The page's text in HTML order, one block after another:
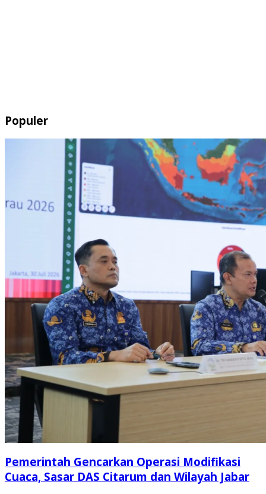
Populer
Pemerintah Gencarkan Operasi Modifikasi
Cuaca, Sasar DAS Citarum dan Wilayah Jabar